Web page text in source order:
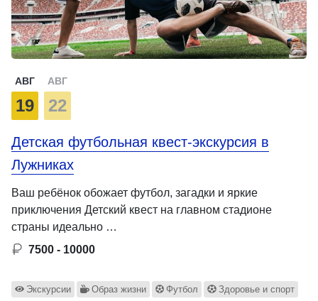
АВГ
19
АВГ
22
Детская футбольная квест-экскурсия в
Лужниках
Ваш ребёнок обожает футбол, загадки и яркие
приключения Детский квест на главном стадионе
страны идеально …
7500 - 10000
Экскурсии Образ жизни Футбол
Здоровье и спорт